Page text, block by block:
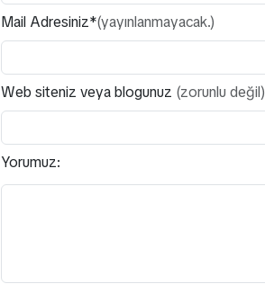
Mail Adresiniz*(yayınlanmayacak.)
Web siteniz veya blogunuz (zorunlu değil)
Yorumuz: